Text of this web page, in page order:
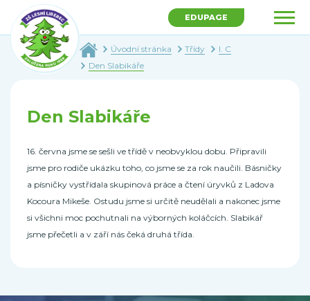
EDUPAGE
Úvodní stránka Třídy
I. C
Den Slabikáře
Den Slabikáře
16. června jsme se sešli ve třídě v neobvyklou dobu. Připravili
jsme pro rodiče ukázku toho, co jsme se za rok naučili. Básničky
a písničky vystřídala skupinová práce a čtení úryvků z Ladova
Kocoura Mikeše. Ostudu jsme si určitě neudělali a nakonec jsme
si všichni moc pochutnali na výborných koláčcích. Slabikář
jsme přečetli a v září nás čeká druhá třída.